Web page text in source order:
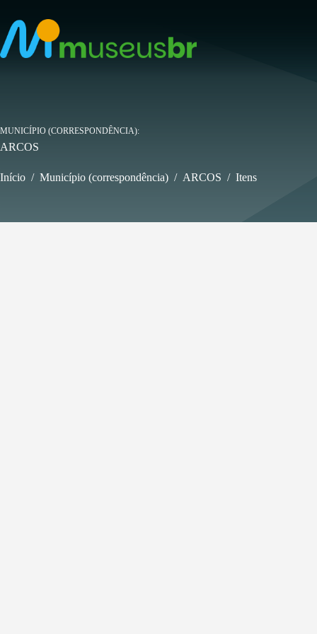
para
conteúdo
MUNICÍPIO (CORRESPONDÊNCIA)
ARCOS
Início / Município (correspondência) / ARCOS / Itens